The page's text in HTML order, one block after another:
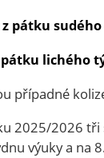
pátku
lichého
případné
2025/2026
výuky a na